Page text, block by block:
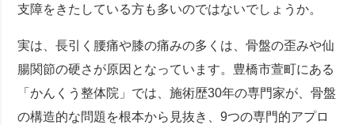
支障をきたしている方も多いのではないでしょうか。
実は、長引く腰痛や膝の痛みの多くは、骨盤の歪みや仙
腸関節の硬さが原因となっています。豊橋市萱町にある
「かんくう整体院」では、施術歴30年の専門家が、骨盤
の構造的な問題を根本から見抜き、9つの専門的アプロ